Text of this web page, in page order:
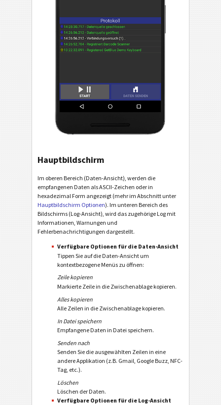
Hauptbildschirm
Im oberen Bereich (Daten-Ansicht), werden die
empfangenen Daten als ASCII-Zeichen oder in
hexadezimal Form angezeigt (mehr im Abschnitt unter
Hauptbildschirm Optionen). Im unteren Bereich des
Bildschirms (Log-Ansicht), wird das zugehörige Log mit
Informationen, Warnungen und
Fehlerbenachrichtigungen dargestellt.
Verfügbare Optionen für die Daten-Ansicht
Tippen Sie auf die Daten-Ansicht um
kontextbezogene Menüs zu öffnen:
Zeile kopieren
Markierte Zeile in die Zwischenablage kopieren.
Alles kopieren
Alle Zeilen in die Zwischenablage kopieren.
In Datei speichern
Empfangene Daten in Datei speichern.
Senden nach
Senden Sie die ausgewählten Zeilen in eine
andere Applikation (z.B. Gmail, Google Buzz, NFC-
Tag, etc.).
Löschen
Löschen der Daten.
Verfügbare Optionen für die Log-Ansicht